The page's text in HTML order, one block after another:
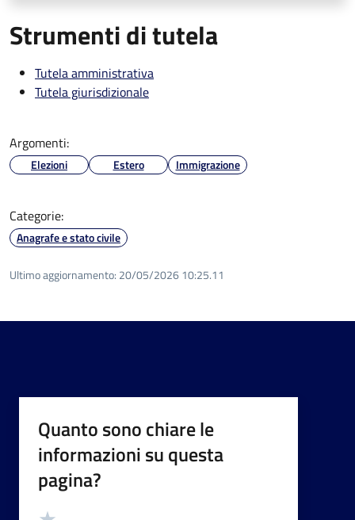
Strumenti di tutela
Tutela amministrativa
Tutela giurisdizionale
Argomenti:
Elezioni Estero Immigrazione
Categorie:
Anagrafe e stato civile
Ultimo aggiornamento: 20/05/2026 10:25.11
Quanto sono chiare le
informazioni su questa
pagina?
Valutazione